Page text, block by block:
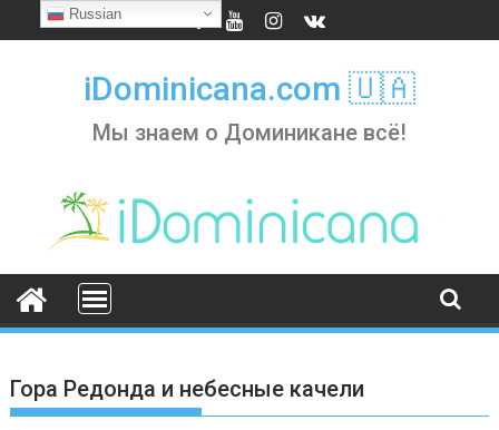
to
iDominicana.com 🇺🇦
Мы знаем о Доминикане всё!
Гора Редонда и небесные качели
Russian